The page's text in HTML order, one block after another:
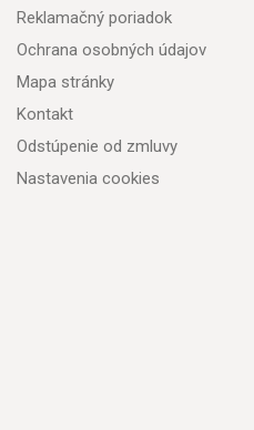
Reklamačný poriadok
Ochrana osobných údajov
Mapa stránky
Kontakt
Odstúpenie od zmluvy
Nastavenia cookies